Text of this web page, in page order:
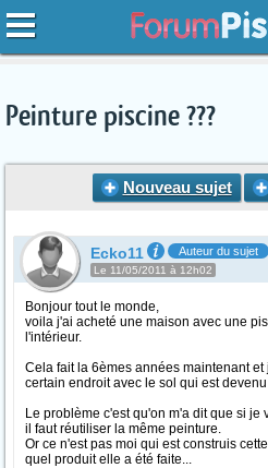
Peinture piscine ???
Nouveau sujet
Ecko11 Auteur du sujet
Le 11/05/2011 à 12h02
Bonjour tout le monde,
voila j'ai acheté une maison avec une
l'intérieur.
Cela fait la 6èmes années maintenant
certain endroit avec le sol qui est
Le problème c'est qu'on m'a dit que si je
il faut réutiliser la même peinture.
Or ce n'est pas moi qui est construis
quel produit elle a été faite...